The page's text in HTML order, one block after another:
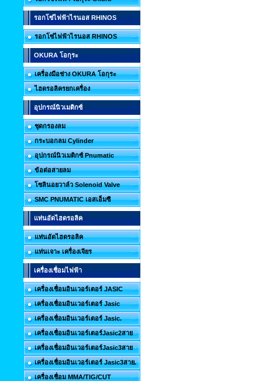
รอกโซ่ไฟฟ้าไรนอส RHINOS
รอกโซ่ไฟฟ้าไรนอส RHINOS
OKURA โอกุระ
เครื่องมือช่าง OKURA โอกุระ
ไฮดรอลิครยกเครื่อง
อุปกรณ์นิวเมติกซ์
ชุดกรองลม
กระบอกลม Cylinder
อุปกรณ์นิวเมติกซ์ Pnumatic
ข้อต่อสายลม
โซลินอยวาล์ว Solenoid Valve
SMC PNUMATIC เอสเอ็มซี
แท่นอัดไฮดรอลิค
แท่นอัดไฮดรอลิค
แท่นเจาะ เครื่องเจียร
เครื่องเชื่อมไฟฟ้า
เครื่องเชื่อมอินเวอร์เตอร์ JASIC
เครื่องเชื่อมอินเวอร์เตอร์ Jasic
เครื่องเชื่อมอินเวอร์เตอร์ Jasic.
เครื่องเชื่อมอินเวอร์เตอร์Jasic2สาย
เครื่องเชื่อมอินเวอร์เตอร์Jasic3สาย
เครื่องเชื่อมอินเวอร์เตอร์ Jasic3สาย.
เครื่องเชื่อม MMA/TIG/CUT